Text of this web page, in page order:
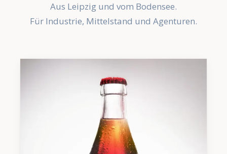
Aus Leipzig und vom Bodensee.
Für Industrie, Mittelstand und Agenturen.